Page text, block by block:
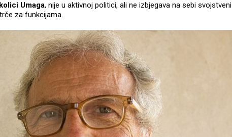
Umaga, nije u aktivnoj politici, ali ne izbjegava na sebi svojstveni
za funkcijama.